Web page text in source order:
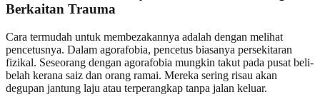
Berkaitan Trauma
Cara termudah untuk membezakannya adalah dengan melihat
pencetusnya. Dalam agorafobia, pencetus biasanya persekitaran
fizikal. Seseorang dengan agorafobia mungkin takut pada pusat beli-
belah kerana saiz dan orang ramai. Mereka sering risau akan
degupan jantung laju atau terperangkap tanpa jalan keluar.